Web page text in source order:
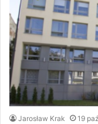
Jarosław Krak 19